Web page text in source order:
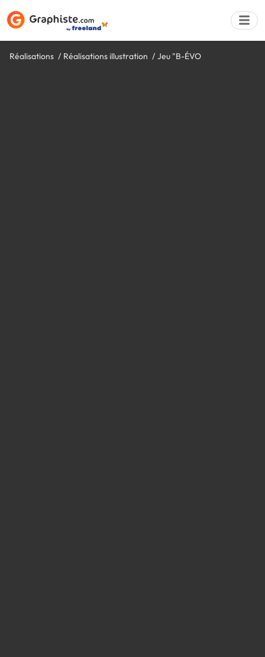
Réalisations Réalisations illustration Jeu "B-ÉVO